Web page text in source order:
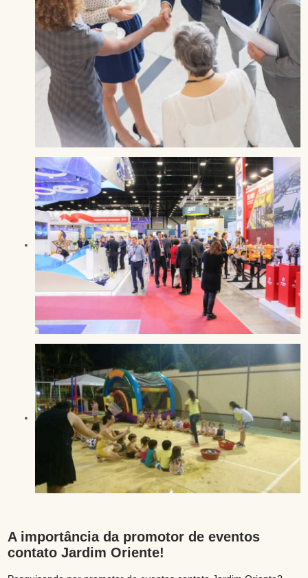
A importância da promotor de eventos
contato Jardim Oriente!